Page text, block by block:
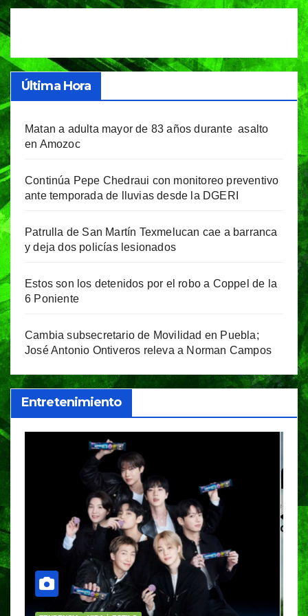
Última Hora
Matan a adulta mayor de 83 años durante asalto
en Amozoc
Continúa Pepe Chedraui con monitoreo preventivo
ante temporada de lluvias desde la DGERI
Patrulla de San Martín Texmelucan cae a barranca
y deja dos policías lesionados
Estos son los detenidos por el robo a Coppel de la
6 Poniente
Cambia subsecretario de Movilidad en Puebla;
José Antonio Ontiveros releva a Norman Campos
Entretenimiento